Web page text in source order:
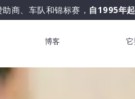
商、车队和锦标赛， 自1995年起
博客 它